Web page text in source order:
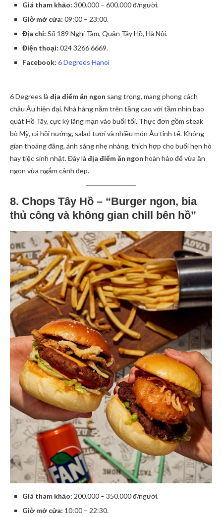
Giá tham khảo: 300.000 – 600.000 đ/người.
Giờ mở cửa: 09:00 – 23:00.
Địa chỉ: Số 189 Nghi Tàm, Quận Tây Hồ, Hà Nội.
Điện thoại: 024 3266 6669.
Facebook: 6 Degrees Hanoi
6 Degrees là địa điểm ăn ngon sang trọng, mang phong cách
châu Âu hiện đại. Nhà hàng nằm trên tầng cao với tầm nhìn bao
quát Hồ Tây, cực kỳ lãng mạn vào buổi tối. Thực đơn gồm steak
bò Mỹ, cá hồi nướng, salad tươi và nhiều món Âu tinh tế. Không
gian thoáng đãng, ánh sáng nhẹ nhàng, thích hợp cho buổi hẹn hò
hay tiệc sinh nhật. Đây là địa điểm ăn ngon hoàn hảo để vừa ăn
ngon vừa ngắm cảnh đẹp.
8. Chops Tây Hồ – “Burger ngon, bia
thủ công và không gian chill bên hồ”
Giá tham khảo: 200.000 – 350.000 đ/người.
Giờ mở cửa: 10:00 – 22:30.